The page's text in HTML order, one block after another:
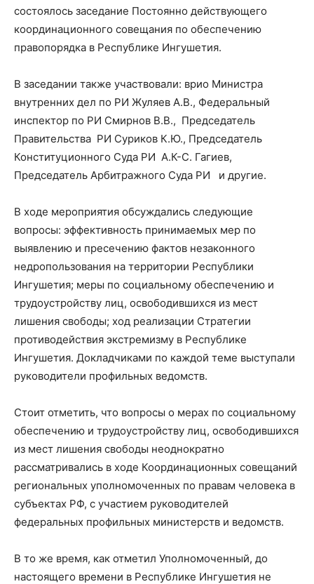
Ингушетия
состоялось заседание Постоянно действующего
координационного совещания по обеспечению
правопорядка в Республике Ингушетия.
В заседании также участвовали: врио Министра
внутренних дел по РИ Жуляев А.В., Федеральный
инспектор по РИ Смирнов В.В., Председатель
Правительства РИ Суриков К.Ю., Председатель
Конституционного Суда РИ А.К-С. Гагиев,
Председатель Арбитражного Суда РИ и другие.
В ходе мероприятия обсуждались следующие
вопросы: эффективность принимаемых мер по
выявлению и пресечению фактов незаконного
недропользования на территории Республики
Ингушетия; меры по социальному обеспечению и
трудоустройству лиц, освободившихся из мест
лишения свободы; ход реализации Стратегии
противодействия экстремизму в Республике
Ингушетия. Докладчиками по каждой теме выступали
руководители профильных ведомств.
Стоит отметить, что вопросы о мерах по социальному
обеспечению и трудоустройству лиц, освободившихся
из мест лишения свободы неоднократно
рассматривались в ходе Координационных совещаний
региональных уполномоченных по правам человека в
субъектах РФ, с участием руководителей
федеральных профильных министерств и ведомств.
В то же время, как отметил Уполномоченный, до
настоящего времени в Республике Ингушетия не